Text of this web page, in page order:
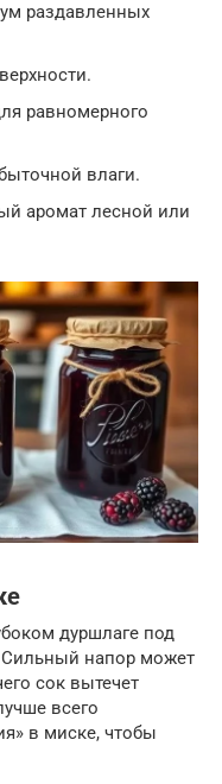
раздавленных
равномерного
влаги.
аромат лесной или
дуршлаге под
Сильный напор может
сок вытечет
всего
в миске, чтобы